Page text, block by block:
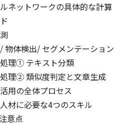
ネットワークの具体的な計算
物体検出/ セグメンテーション
理① テキスト分類
理② 類似度判定と文章生成
⽤の全体プロセス
材に必要な4つのスキル
意点